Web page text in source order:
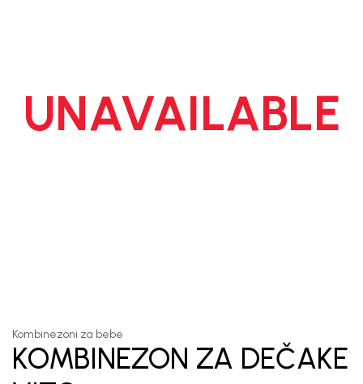
UNAVAILABLE
Kombinezoni za bebe
KOMBINEZON ZA DEČAKE